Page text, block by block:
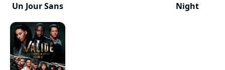
Un Jour Sans
Night